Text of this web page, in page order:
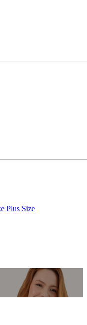
Plus Size